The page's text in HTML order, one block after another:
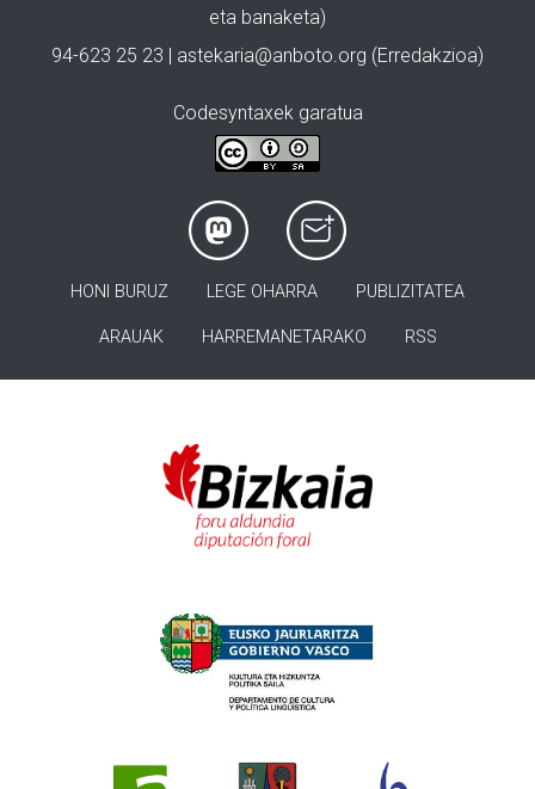
eta banaketa)
94-623 25 23 | astekaria@anboto.org (Erredakzioa)
Codesyntaxek garatua
HONI BURUZ LEGE OHARRA PUBLIZITATEA
ARAUAK HARREMANETARAKO RSS